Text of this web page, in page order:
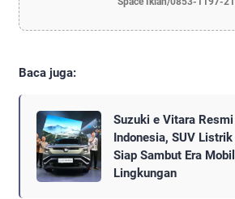
Baca juga:
Suzuki e Vitara
Indonesia, SUV
Siap Sambut Era
Lingkungan